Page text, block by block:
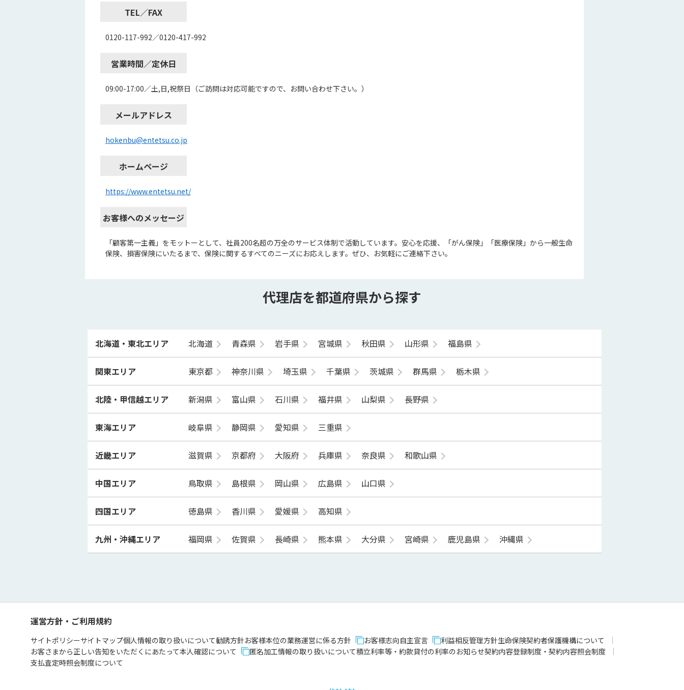
TEL／FAX
0120-117-992／0120-417-992
営業時間／定休日
09:00-17:00／土,日,祝祭日（ご訪問は対応可能ですので、お問い合わせ下さい。）
メールアドレス
hokenbu@entetsu.co.jp
ホームページ
https://www.entetsu.net/
お客様へのメッセージ
「顧客第一主義」をモットーとして、社員200名超の万全のサービス体制で活動しています。安心を応援、「がん保険」「医療保険」から一般生命
保険、損害保険にいたるまで、保険に関するすべてのニーズにお応えします。ぜひ、お気軽にご連絡下さい。
代理店を都道府県から探す
北海道・東北エリア 北海道 青森県 岩手県 宮城県 秋田県 山形県 福島県
関東エリア 東京都 神奈川県 埼玉県 千葉県 茨城県 群馬県 栃木県
北陸・甲信越エリア 新潟県 富山県 石川県 福井県 山梨県 長野県
東海エリア 岐阜県 静岡県 愛知県 三重県
近畿エリア 滋賀県 京都府 大阪府 兵庫県 奈良県 和歌山県
中国エリア 鳥取県 島根県 岡山県 広島県 山口県
四国エリア 徳島県 香川県 愛媛県 高知県
九州・沖縄エリア 福岡県 佐賀県 長崎県 熊本県 大分県 宮崎県 鹿児島県 沖縄県
運営方針・ご利用規約
サイトポリシーサイトマップ個人情報の取り扱いについて勧誘方針お客様本位の業務運営に係る方針 お客様志向自主宣言 利益相反管理方針生命保険契約者保護機構について
お客さまから正しい告知をいただくにあたって本人確認について 匿名加工情報の取り扱いについて積立利率等・約款貸付の利率のお知らせ契約内容登録制度・契約内容照会制度
支払査定時照会制度について